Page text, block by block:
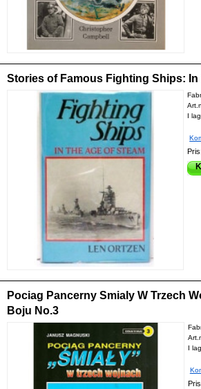
Stories of Famous Fighting Ships: In
I
Pris:
Pociag Pancerny Smialy W Trzech
Boju No.3
I